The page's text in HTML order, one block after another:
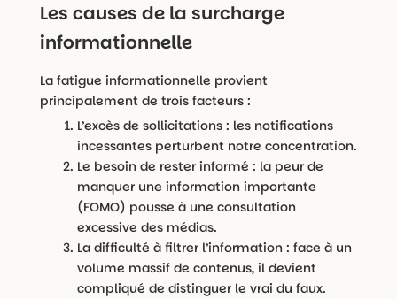
Les causes de la surcharge
informationnelle
La fatigue informationnelle provient
principalement de trois facteurs :
L’excès de sollicitations : les notifications
incessantes perturbent notre concentration.
Le besoin de rester informé : la peur de
manquer une information importante
(FOMO) pousse à une consultation
excessive des médias.
La difficulté à filtrer l’information : face à un
volume massif de contenus, il devient
compliqué de distinguer le vrai du faux.